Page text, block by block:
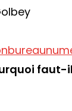
faut-